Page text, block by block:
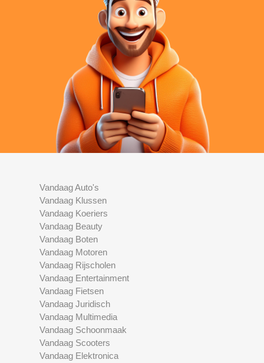
Vandaag Auto's
Vandaag Klussen
Vandaag Koeriers
Vandaag Beauty
Vandaag Boten
Vandaag Motoren
Vandaag Rijscholen
Vandaag Entertainment
Vandaag Fietsen
Vandaag Juridisch
Vandaag Multimedia
Vandaag Schoonmaak
Vandaag Scooters
Vandaag Elektronica